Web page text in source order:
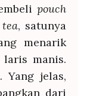
pouch
, satunya
menarik
laris manis.
Yang jelas,
dari